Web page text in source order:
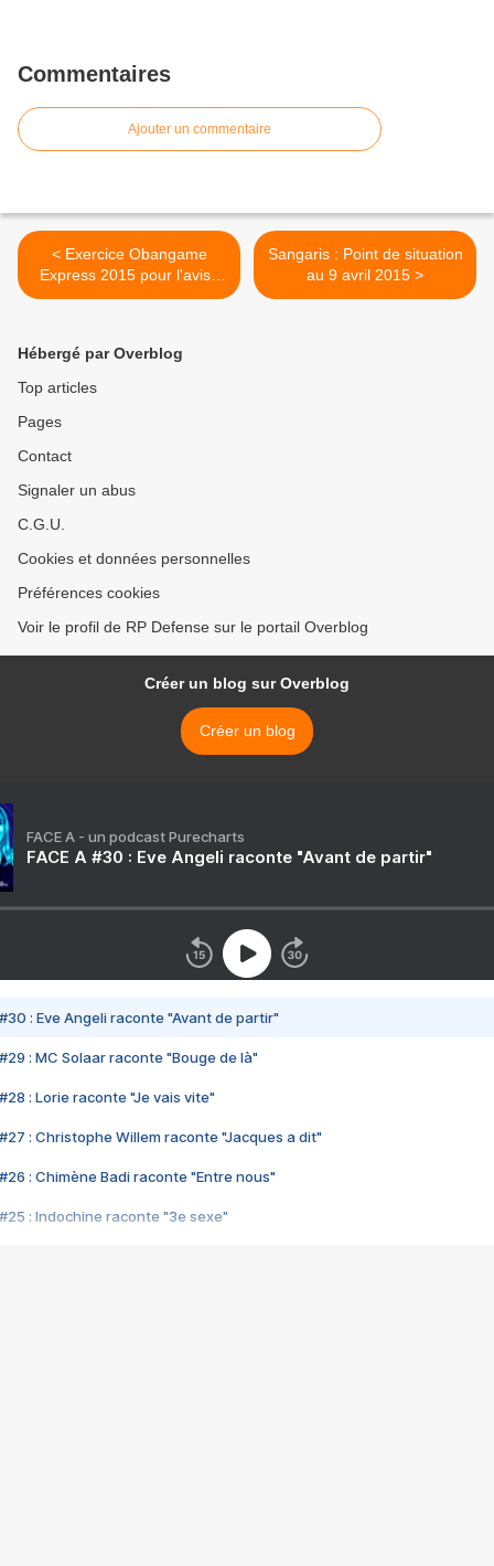
Commentaires
Ajouter un commentaire
< Exercice Obangame
Express 2015 pour l'aviso
CDT Bouan
Sangaris : Point de situation
au 9 avril 2015 >
Hébergé par Overblog
Top articles
Pages
Contact
Signaler un abus
C.G.U.
Cookies et données personnelles
Préférences cookies
Voir le profil de RP Defense sur le portail Overblog
Créer un blog sur Overblog
Créer un blog
FACE A - un podcast Purecharts
FACE A #30 : Eve Angeli raconte "Avant de partir"
#30 : Eve Angeli raconte "Avant de partir"
#29 : MC Solaar raconte "Bouge de là"
#28 : Lorie raconte "Je vais vite"
#27 : Christophe Willem raconte "Jacques a dit"
#26 : Chimène Badi raconte "Entre nous"
#25 : Indochine raconte "3e sexe"